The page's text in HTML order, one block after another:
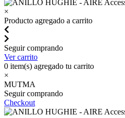
×
Producto agregado a carrito
Seguir comprando
Ver carrito
0 item(s) agregado tu carrito
×
MUTMA
Seguir comprando
Checkout